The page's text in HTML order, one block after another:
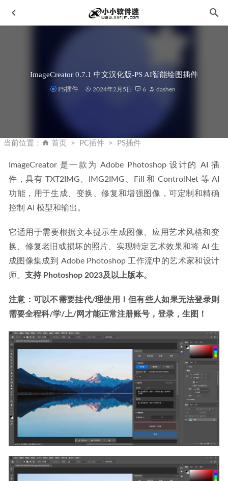
ImageCreator 0.7.1 中文汉化版-PS AI智能绘图插件
PS插件 2024年2月5日 6 dashen
当前位置： 首页 PC插件 PS插件
ImageCreator 是一款为 Adobe Photoshop 设计的 AI 插
件，具有 TXT2IMG、IMG2IMG、Fill 和 ControlNet 等 AI
功能，用于生成、变换、修复和增强图像，可定制和精确
控制 AI 模型和输出。
它适用于需要根据文本提示生成图像、应用艺术风格和变
换、修复老旧或损坏的照片、实现特定艺术效果和将 AI 生
成图像集成到 Adobe Photoshop 工作流中的艺术家和设计
师。 支持 Photoshop 2023及以上版本。
注意：可以不需要挂代/理使用！但有些人如果无法登录则
需要全程科/学/上/网才能正常注册账号，登录，生图！
2020-03-09
迅连科技 CyberLink AudioDirector 2026 v16.1.6122.0 中文破
解版 2026-01-30
SILKYPIX Developer Studio Pro 12.0.5.0简体中文汉化版
2026-01-07